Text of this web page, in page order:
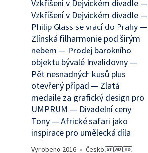
Vzkříšení v Dejvickém divadle —
Vzkříšení v Dejvickém divadle —
Philip Glass se vrací do Prahy —
Zlínská filharmonie pod širým
nebem — Prodej barokního
objektu bývalé Invalidovny —
Pět nesnadných kusů plus
otevřený případ — Zlatá
medaile za grafický design pro
UMPRUM — Divadelní ceny
Tony — Africké safari jako
inspirace pro umělecká díla
Vyrobeno 2016 • Česko